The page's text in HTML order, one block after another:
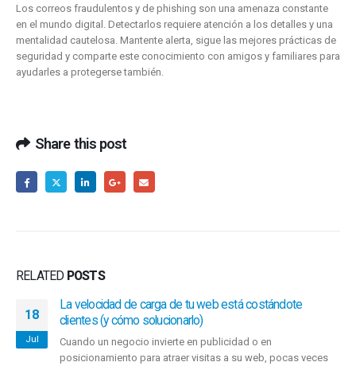
Los correos fraudulentos y de phishing son una amenaza constante
en el mundo digital. Detectarlos requiere atención a los detalles y una
mentalidad cautelosa. Mantente alerta, sigue las mejores prácticas de
seguridad y comparte este conocimiento con amigos y familiares para
ayudarles a protegerse también.
Share this post
RELATED POSTS
18
Jul
La velocidad de carga de tu web está costándote
clientes (y cómo solucionarlo)
Cuando un negocio invierte en publicidad o en
posicionamiento para atraer visitas a su web, pocas veces